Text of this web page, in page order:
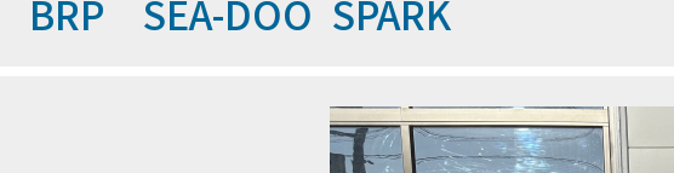
BRP SEA-DOO SPARK